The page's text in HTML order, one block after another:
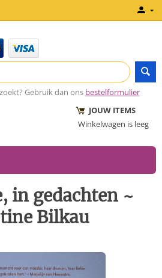
Gebruik dan ons bestelformulier
JOUW ITEMS
Winkelwagen is leeg
in gedachten ~
Bilkau